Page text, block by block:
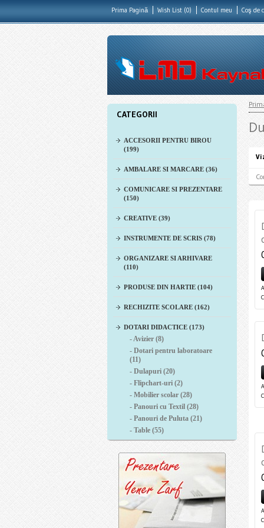
Prima Pagină Wish List (0) Contul meu Coş de
CATEGORII
ACCESORII PENTRU BIROU
(199)
AMBALARE SI MARCARE (36)
COMUNICARE SI PREZENTARE
(150)
CREATIVE (39)
INSTRUMENTE DE SCRIS (78)
ORGANIZARE SI ARHIVARE
(110)
PRODUSE DIN HARTIE (104)
RECHIZITE SCOLARE (162)
DOTARI DIDACTICE (173)
- Avizier (8)
- Dotari pentru laboratoare
(11)
- Dulapuri (20)
- Flipchart-uri (2)
- Mobilier scolar (28)
- Panouri cu Textil (28)
- Panouri de Puluta (21)
- Table (55)